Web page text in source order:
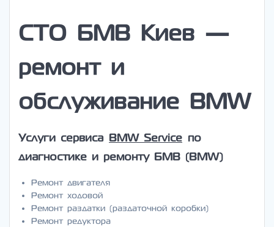
СТО БМВ Киев —
ремонт и
обслуживание BMW
Услуги сервиса BMW Service по
диагностике и ремонту БМВ (BMW)
Ремонт двигателя
Ремонт ходовой
Ремонт раздатки (раздаточной коробки)
Ремонт редуктора